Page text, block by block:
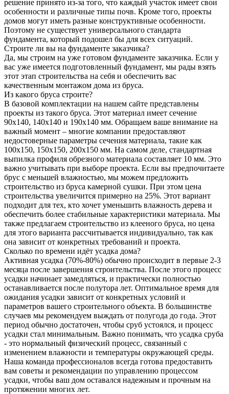
решение принято из-за того, что каждый участок имеет свои
особенности и различные типы почв. Кроме того, проекты
домов могут иметь разные конструктивные особенности.
Поэтому не существует универсального стандарта
фундамента, который подошел бы для всех ситуаций.
Строите ли вы на фундаменте заказчика?
Да, мы строим на уже готовом фундаменте заказчика. Если у
вас уже имеется подготовленный фундамент, мы рады взять
этот этап строительства на себя и обеспечить вас
качественным монтажом дома из бруса.
Из какого бруса строите?
В базовой комплектации на нашем сайте представлены
проекты из такого бруса. Этот материал имеет сечение
90x140, 140x140 и 190x140 мм. Обращаем ваше внимание на
важный момент – многие компании предоставляют
недостоверные параметры сечения материала, такие как
100x150, 150x150, 200x150 мм. На самом деле, стандартная
выпилка профиля обрезного материала составляет 10 мм. Это
важно учитывать при выборе проекта. Если вы предпочитаете
брус с меньшей влажностью, мы можем предложить
строительство из бруса камерной сушки. При этом цена
строительства увеличится примерно на 25%. Этот вариант
подходит для тех, кто хочет уменьшить влажность дерева и
обеспечить более стабильные характеристики материала. Мы
также предлагаем строительство из клееного бруса, но цена
для этого варианта рассчитывается индивидуально, так как
она зависит от конкретных требований и проекта.
Сколько по времени идёт усадка дома?
Активная усадка (70%-80%) обычно происходит в первые 2-3
месяца после завершения строительства. После этого процесс
усадки начинает замедляться, и практически полностью
останавливается после полутора лет. Оптимальное время для
ожидания усадки зависит от конкретных условий и
параметров вашего строительного объекта. В большинстве
случаев мы рекомендуем выждать от полугода до года. Этот
период обычно достаточен, чтобы сруб устоялся, и процесс
усадки стал минимальным. Важно понимать, что усадка сруба
- это нормальный физический процесс, связанный с
изменением влажности и температуры окружающей среды.
Наша команда профессионалов всегда готова предоставить
вам советы и рекомендации по управлению процессом
усадки, чтобы ваш дом оставался надежным и прочным на
протяжении многих лет.